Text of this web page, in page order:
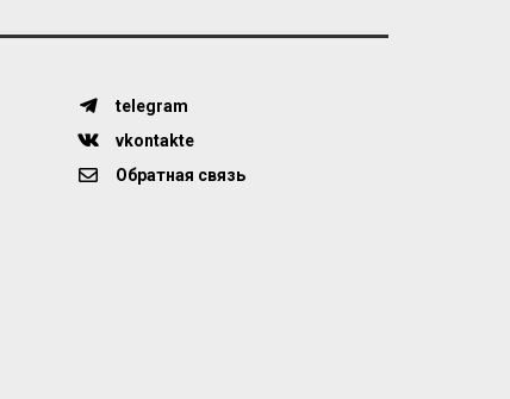
telegram
vkontakte
Обратная связь